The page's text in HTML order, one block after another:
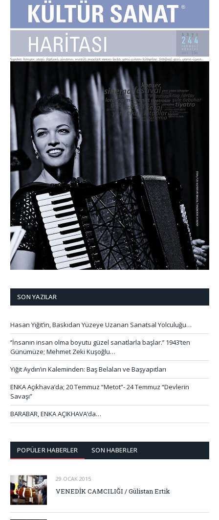
SON YAZILAR
Hasan Yiğit’in, Baskıdan Yüzeye Uzanan Sanatsal Yolculuğu…
‘’İnsanın insan olma boyutu güzel sanatlarla başlar.’’ 1943’ten
Günümüze; Mehmet Zeki Kuşoğlu…
Yiğit Aydın’ın Kaleminden: Baş Belaları ve Başyapıtları
ENKA Açıkhava’da; 20 Temmuz “Metot”- 24 Temmuz “Devlerin
Savaşı”
BARABAR, ENKA AÇIKHAVA’da…
POPÜLER HABERLER SON HABERLER
29 OCAK 2015
VENEDİK CAMCILIĞI / Gülistan Ertik